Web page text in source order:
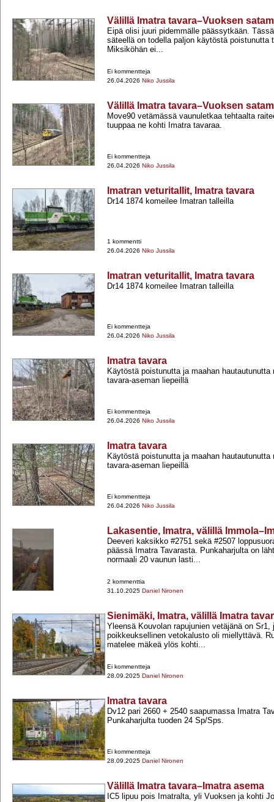
Välillä Imatra tavara–Vuoksen
Eipä olisi juuri pidemmälle päässytkään.
säteellä on todella paljon käytöstä poistunutta
Miksiköhän ei...
Ei kommentteja
26.04.2026 Niko Jussila
Välillä Imatra tavara–Vuoksen
Move90 vetämässä vaunuletkaa tehtaalta
tuuppaa ne kohti Imatra tavaraa.
Ei kommentteja
26.04.2026 Niko Jussila
Imatran veturitallit, Imatra tavara
Dr14 1874 komeilee Imatran talleilla
1 kommentti
26.04.2026 Niko Jussila
Imatran veturitallit, Imatra tavara
Dr14 1874 komeilee Imatran talleilla
Ei kommentteja
26.04.2026 Niko Jussila
Imatra tavara
Käytöstä poistunutta ja maahan hautautunutta
tavara-​aseman liepeillä
Ei kommentteja
26.04.2026 Niko Jussila
Imatra tavara
Käytöstä poistunutta ja maahan hautautunutta
tavara-​aseman liepeillä
Ei kommentteja
26.04.2026 Niko Jussila
Lakasentie, Imatra, välillä
Deeveri kaksikko #2751 sekä #2507
päässä Imatra Tavarasta. Punkaharjulta on
normaali 20 vaunun lasti...
2 kommenttia
31.10.2025 Daniel Nironen
Sienimäki, Imatra, välillä Imatra
Yleensä Kouvolan rapujunien vetäjänä on Sr1,
poikkeuksellinen vetokalusto oli miellyttävä.
matelee mäkeä ylös kohti...
Ei kommentteja
28.09.2025 Daniel Nironen
Imatra tavara
Dv12 pari 2660 +​ 2540 saapumassa Imatra
Punkaharjulta tuoden 24 Sp/Sps.
Ei kommentteja
28.09.2025 Daniel Nironen
Välillä Imatra tavara–Imatra asema
IC5 lipuu pois Imatralta, yli Vuoksen ja kohti